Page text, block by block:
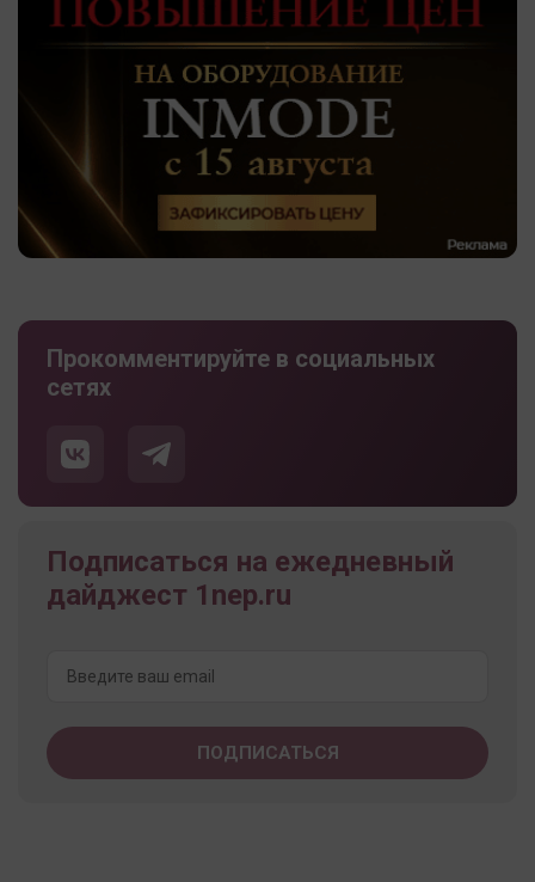
Прокомментируйте в социальных
сетях
Подписаться на ежедневный
дайджест 1nep.ru